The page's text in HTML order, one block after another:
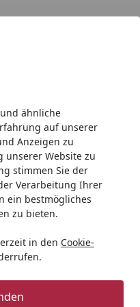
ähnliche
auf unserer
Anzeigen zu
unserer Website zu
stimmen Sie der
Verarbeitung Ihrer
ein bestmögliches
zu bieten.
in den Cookie-
400 Gramm